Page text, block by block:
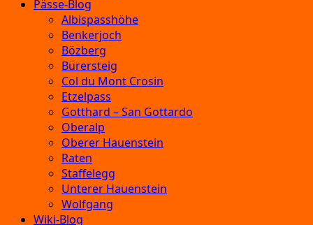
Pässe-Blog
Albispasshöhe
Benkerjoch
Bözberg
Bürersteig
Col du Mont Crosin
Etzelpass
Gotthard – San Gottardo
Oberalp
Oberer Hauenstein
Raten
Staffelegg
Unterer Hauenstein
Wolfgang
Wiki-Blog